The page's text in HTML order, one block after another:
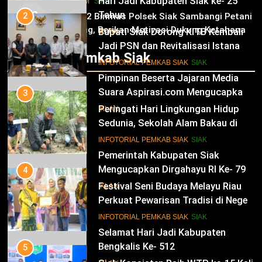
Tahun
IKLAN
12
Pimpinan Beserta Jajaran Media
Suara Aspirasi.com Mengucapkan
Selamat HUT RI Ke-79
IKLAN
13
Pemerintah Kabupaten Siak
Mengucapkan Dirgahayu RI Ke- 79
IKLAN
14
Selamat Hari Jadi Kabupaten
Bengkalis Ke- 512
03
Panit 2 Binmas Polsek Siak Sambangi Petani
Jagung, Berikan Motivasi Dukung Ketahanan
Pangan Nasional
Infotorial Pemkab Siak
2
Bupati Siak Dorong KITB Kembali
Jadi PSN dan Revitalisasi Istana
Kesultanan Siak
INFOTORIAL PEMKAB SIAK SIAK
3
Peringati Hari Lingkungan Hidup
Sedunia, Sekolah Alam Bakau di
Siak Cetak Generasi Penjaga
Pesisir
INFOTORIAL PEMKAB SIAK SIAK
4
Festival Seni Budaya Melayu Riau
Perkuat Pewarisan Tradisi di Negeri
Istana
INFOTORIAL PEMKAB SIAK SIAK
5